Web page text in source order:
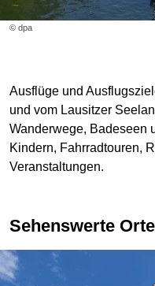
© dpa
Ausflüge und
und vom Lausitzer
Wanderwege, Badeseen
Kindern, Fahrradtouren,
Veranstaltungen.
Sehenswerte Orte